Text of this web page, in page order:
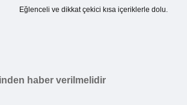
Eğlenceli ve dikkat çekici kısa içeriklerle dolu.
haber verilmelidir